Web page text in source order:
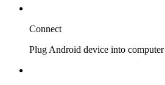
Connect
Plug Android device into